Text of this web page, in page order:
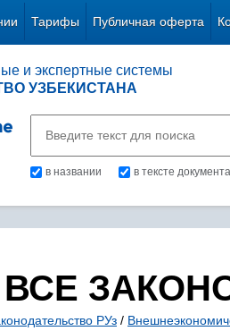
Тарифы Публичная оферта
и экспертные системы
УЗБЕКИСТАНА
в названии в тексте документа
ВСЕ
РУз /